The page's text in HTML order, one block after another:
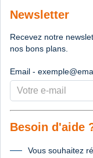
Newsletter
Recevez notre
nos bons plans.
Email -
Besoin d'aide
Vous souhaitez